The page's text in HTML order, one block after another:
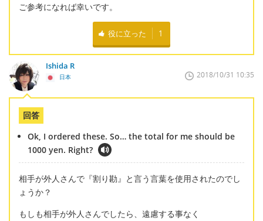
ご参考になれば幸いです。
役に立った 1
Ishida R
日本 2018/10/31 10:35
回答
Ok, I ordered these. So… the total for me should be
1000 yen. Right?
相手が外人さんで『割り勘』と言う言葉を使用されたのでし
ょうか？
もしも相手が外人さんでしたら、遠慮する事なく